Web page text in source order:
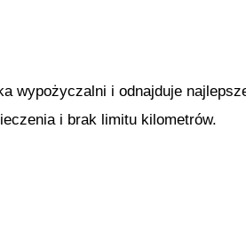
wypożyczalni i odnajduje
i brak limitu kilometrów.